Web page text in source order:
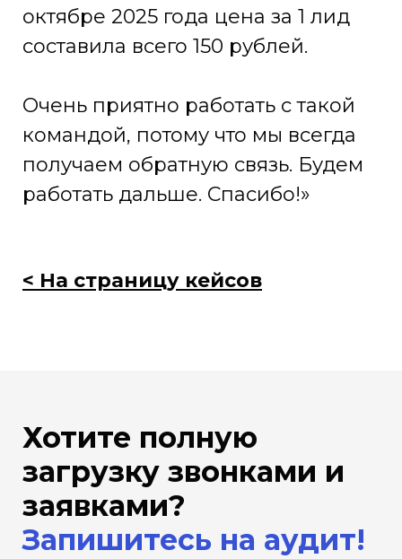
октябре 2025 года цена за 1 лид
составила всего 150 рублей.
Очень приятно работать с такой
командой, потому что мы всегда
получаем обратную связь. Будем
работать дальше. Спасибо!»
< На страницу кейсов
Хотите полную
загрузку звонками и
заявками?
Запишитесь на аудит!